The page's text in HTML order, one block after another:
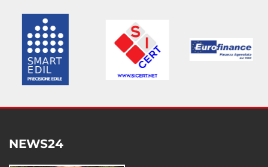
NEWS24